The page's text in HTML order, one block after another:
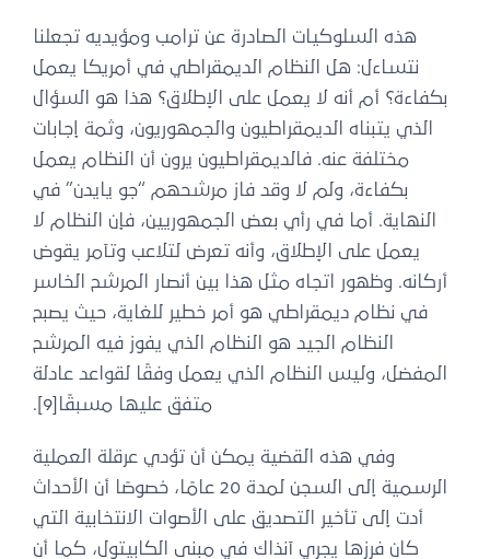
هذه السلوكيات الصادرة عن ترامب ومؤيديه تجعلنا
نتساءل: هل النظام الديمقراطي في أمريكا يعمل
بكفاءة؟ أم أنه لا يعمل على الإطلاق؟ هذا هو السؤال
الذي يتبناه الديمقراطيون والجمهوريون، وثمة إجابات
مختلفة عنه. فالديمقراطيون يرون أن النظام يعمل
بكفاءة، ولم لا وقد فاز مرشحهم “جو يايدن” في
النهاية. أما في رأي بعض الجمهوريين، فإن النظام لا
يعمل على الإطلاق، وأنه تعرض لتلاعب وتآمر يقوض
أركانه. وظهور اتجاه مثل هذا بين أنصار المرشح الخاسر
في نظام ديمقراطي هو أمر خطير للغاية، حيث يصبح
النظام الجيد هو النظام الذي يفوز فيه المرشح
المفضل، وليس النظام الذي يعمل وفقًا لقواعد عادلة
متفق عليها مسبقًا[9].
وفي هذه القضية يمكن أن تؤدي عرقلة العملية
الرسمية إلى السجن لمدة 20 عامًا، خصوصًا أن الأحداث
أدت إلى تأخير التصديق على الأصوات الانتخابية التي
كان فرزها يجري آنذاك في مبنى الكابيتول، كما أن